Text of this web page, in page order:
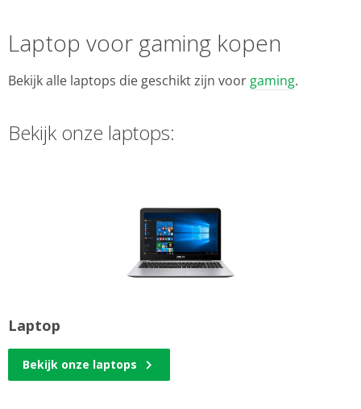
Laptop voor gaming kopen
Bekijk alle laptops die geschikt zijn voor gaming.
Bekijk onze laptops:
Laptop
Bekijk onze laptops